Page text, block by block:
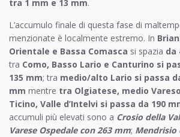
tra 1 mm e 13 mm.
L’accumulo finale di questa fase di
menzionate è localmente estremo. In
Orientale e Bassa Comasca si spazia da
tra Como, Basso Lario e Canturino si
135 mm; tra medio/alto Lario si passa
mm mentre tra Olgiatese, medio
Ticino, Valle d’Intelvi si passa da 190
accumuli più elevati sono a Crosio della
Varese Ospedale con 263 mm; Mendrisio